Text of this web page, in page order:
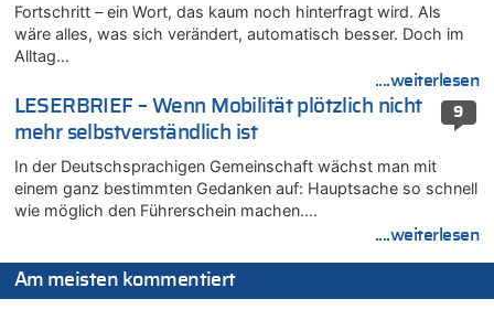
Zurück an den Rhein: Hendrich wechselt zum 1. FC Köln
06.08.2026 - 14:46 von Hugo Egon Bernhard von Sinnen zu
Frau hörte Stimmen aus Haus des verstorbenen Nachbarn
06.08.2026 - 14:44 von Coralie zu
Zweite Hitzewelle in diesem Sommer ist jetzt amtlich
Zweite Hitzewelle in diesem Sommer ist jetzt amtlich
06.08.2026 - 14:26 von Hugo Egon Bernhard von Sinnen zu
Zweite Hitzewelle in diesem Sommer ist jetzt amtlich
Zweite Hitzewelle in diesem Sommer ist jetzt amtlich
Fortschritt – ein Wort, das kaum noch hinterfragt wird. Als
wäre alles, was sich verändert, automatisch besser. Doch im
Alltag…
....weiterlesen
9
LESERBRIEF – Wenn Mobilität plötzlich nicht
mehr selbstverständlich ist
In der Deutschsprachigen Gemeinschaft wächst man mit
einem ganz bestimmten Gedanken auf: Hauptsache so schnell
wie möglich den Führerschein machen….
....weiterlesen
Am meisten kommentiert